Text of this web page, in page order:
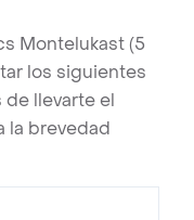
Montelukast (5
los siguientes
llevarte el
la brevedad